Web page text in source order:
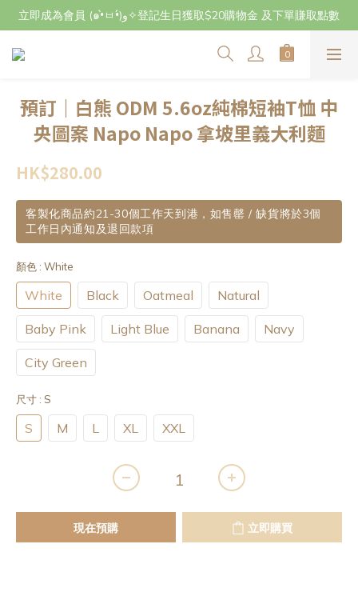
立即成為會員 (๑•̀ㅂ•́)و✧登記生日獲取$20購物金 及下單賺取點數
立即成為會員 (๑•̀ㅂ•́)و✧登記生日獲取$20購物金 及下單賺取點數
7月29日至8月3日期間因店主不在港將暫停交收及寄件，感謝~
預訂｜白熊 ODM 5.6oz純棉短袖T恤 中
央圖案 Napo Napo 拿坡里義大利麵
HK$280.00
客製化商品約21-30個工作天到港，如售罄 / 缺貨將於3個
工作日內通知及退回款項
顏色 : White
White Black Oatmeal Natural
Baby Pink Light Blue Banana Navy
City Green
尺寸 : S
S M L XL XXL
現在預購 立即購買